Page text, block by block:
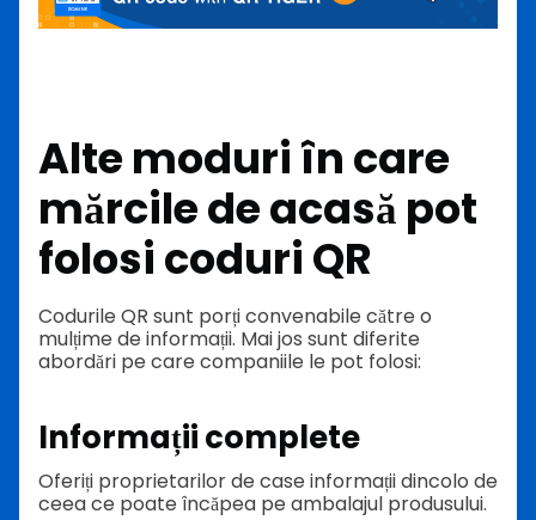
Alte moduri în care
mărcile de acasă pot
folosi coduri QR
Codurile QR sunt porți convenabile către o
mulțime de informații. Mai jos sunt diferite
abordări pe care companiile le pot folosi:
Informații complete
Oferiți proprietarilor de case informații dincolo de
ceea ce poate încăpea pe ambalajul produsului.